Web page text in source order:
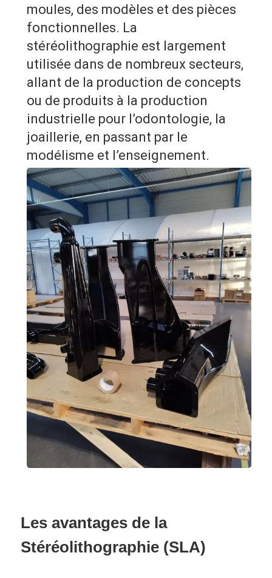
moules, des modèles et des pièces
fonctionnelles. La
stéréolithographie est largement
utilisée dans de nombreux secteurs,
allant de la production de concepts
ou de produits à la production
industrielle pour l’odontologie, la
joaillerie, en passant par le
modélisme et l’enseignement.
Les avantages de la
Stéréolithographie (SLA)